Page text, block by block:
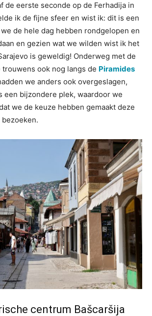
de eerste seconde op de Ferhadija in
ik de fijne sfeer en wist ik: dit is een
de hele dag hebben rondgelopen en
en gezien wat we wilden wist ik het
is geweldig! Onderweg met de
ook nog langs de Piramides
we anders ook overgeslagen,
een bijzondere plek, waardoor we
we de keuze hebben gemaakt deze
centrum Bašcaršija